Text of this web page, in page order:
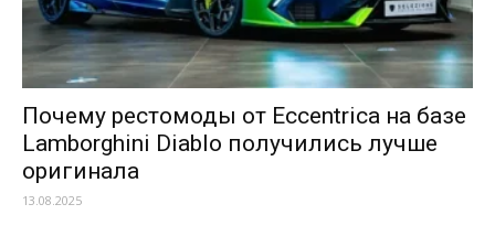
Почему рестомоды от Eccentrica на базе
Lamborghini Diablo получились лучше
оригинала
13.08.2025